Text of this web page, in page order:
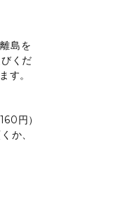
島を
くだ
す。
円）
か、